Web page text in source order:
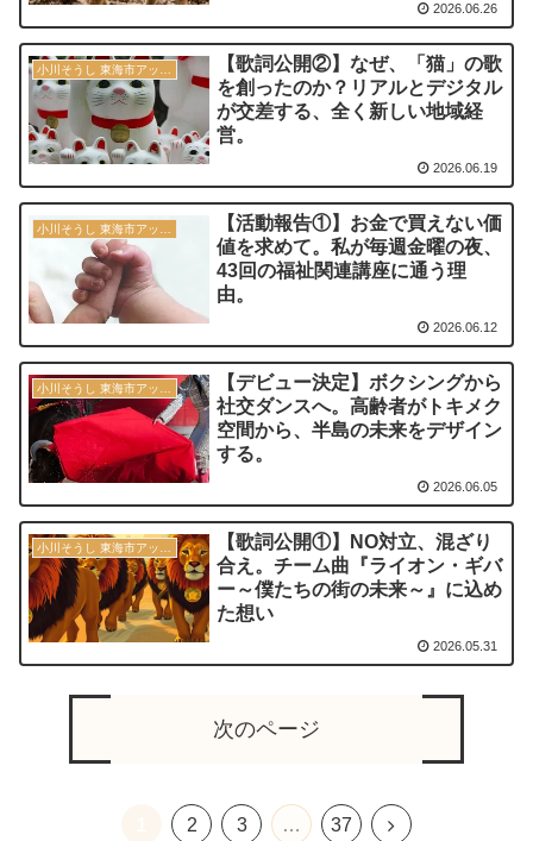
2026.06.26
小川そうし 東海市アップデート宣言 2030
【歌詞公開②】なぜ、「猫」の歌
を創ったのか？リアルとデジタル
が交差する、全く新しい地域経
営。
2026.06.19
小川そうし 東海市アップデート宣言 2030
【活動報告①】お金で買えない価
値を求めて。私が毎週金曜の夜、
43回の福祉関連講座に通う理
由。
2026.06.12
小川そうし 東海市アップデート宣言 2030
【デビュー決定】ボクシングから
社交ダンスへ。高齢者がトキメク
空間から、半島の未来をデザイン
する。
2026.06.05
小川そうし 東海市アップデート宣言 2030
【歌詞公開①】NO対立、混ざり
合え。チーム曲『ライオン・ギバ
ー～僕たちの街の未来～』に込め
た想い
2026.05.31
次のページ
2 3 … 37